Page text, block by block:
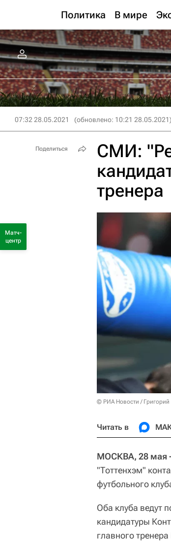
Политика В мире
07:32 28.05.2021 (обновлено: 10:21 28.05.2021)
СМИ:
тренера
© РИА Новости / Григорий
Читать в
МОСКВА, 28 мая
"Тоттенхэм"
футбольного
Оба клуба ведут
кандидатуры
главного
Поделиться
Матч-
центр